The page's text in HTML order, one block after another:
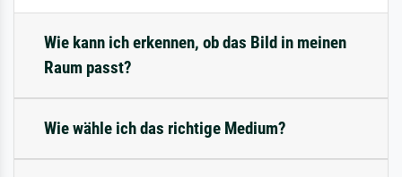
Wie kann ich erkennen, ob das Bild in meinen
Raum passt?
Wie wähle ich das richtige Medium?